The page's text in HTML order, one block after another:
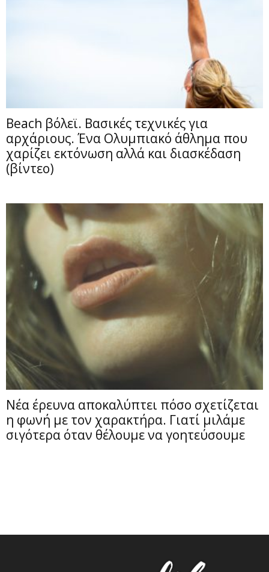
Beach βόλεϊ. Βασικές τεχνικές για
αρχάριους. Ένα Ολυμπιακό άθλημα που
χαρίζει εκτόνωση αλλά και διασκέδαση
(βίντεο)
Νέα έρευνα αποκαλύπτει πόσο σχετίζεται
η φωνή με τον χαρακτήρα. Γιατί μιλάμε
σιγότερα όταν θέλουμε να γοητεύσουμε